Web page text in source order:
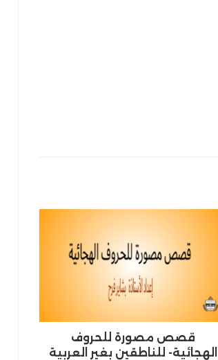
قصص مصورة للحروف
الهجائية- للناطقين بغير العربية